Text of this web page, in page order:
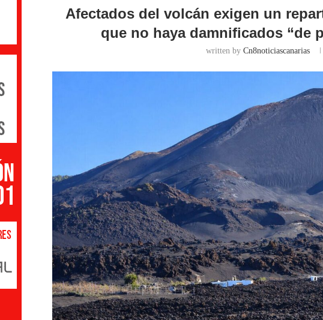
Afectados del volcán exigen un
que no haya damnificados “de
written by Cn8noticiascanarias